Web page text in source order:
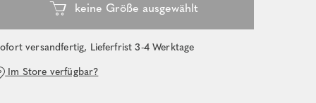
versandfertig, Lieferfrist 3-4 Werktage
Im Store verfügbar?